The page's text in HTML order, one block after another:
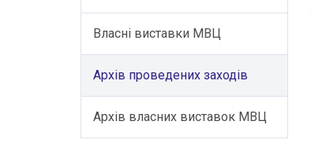
Власні виставки МВЦ
Архів проведених заходів
Архів власних виставок МВЦ